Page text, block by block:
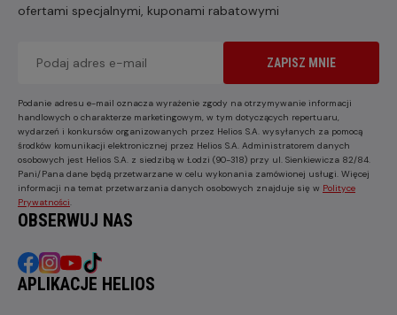
ofertami specjalnymi, kuponami rabatowymi
ZAPISZ MNIE
Podanie adresu e-mail oznacza wyrażenie zgody na otrzymywanie informacji
handlowych o charakterze marketingowym, w tym dotyczących repertuaru,
wydarzeń i konkursów organizowanych przez Helios S.A. wysyłanych za pomocą
środków komunikacji elektronicznej przez Helios S.A. Administratorem danych
osobowych jest Helios S.A. z siedzibą w Łodzi (90-318) przy ul. Sienkiewicza 82/84.
Pani/Pana dane będą przetwarzane w celu wykonania zamówionej usługi. Więcej
informacji na temat przetwarzania danych osobowych znajduje się w Polityce
Prywatności
OBSERWUJ NAS
APLIKACJE HELIOS